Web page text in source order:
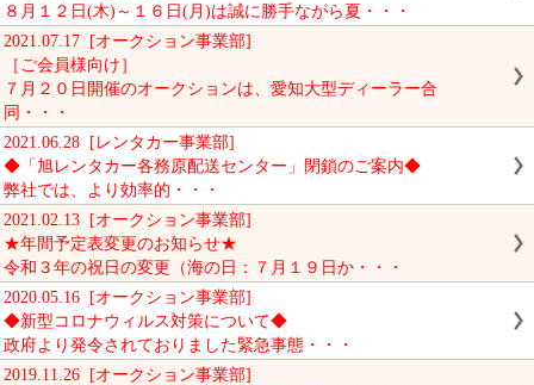
８月１２日(木)～１６日(月)は誠に勝手ながら夏・・・
2021.07.17 [オークション事業部]
［ご会員様向け］
７月２０日開催のオークションは、愛知大型ディーラー合
同・・・
2021.06.28 [レンタカー事業部]
◆「旭レンタカー各務原配送センター」閉鎖のご案内◆
弊社では、より効率的・・・
2021.02.13 [オークション事業部]
★年間予定表変更のお知らせ★
令和３年の祝日の変更（海の日：７月１９日か・・・
2020.05.16 [オークション事業部]
◆新型コロナウィルス対策について◆
政府より発令されておりました緊急事態・・・
2019.11.26 [オークション事業部]